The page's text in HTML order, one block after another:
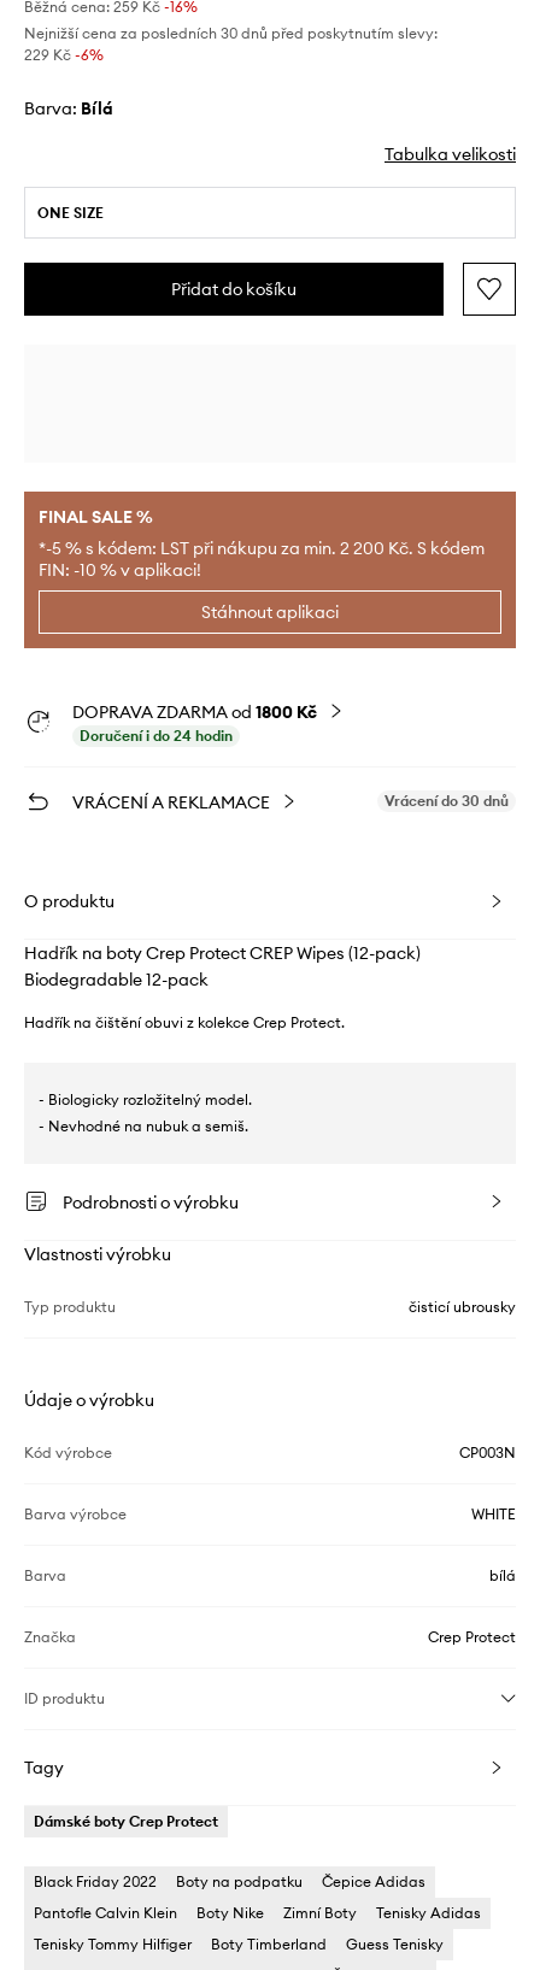
Běžná cena: 259 Kč -16%
Nejnižší cena za posledních 30 dnů před poskytnutím slevy:
229 Kč -6%
Barva: bílá
Tabulka velikosti
ONE SIZE
Přidat do košíku
FINAL SALE %
*-5 % s kódem: LST při nákupu za min. 2 200 Kč. S kódem
FIN: -10 % v aplikaci!
Stáhnout aplikaci
DOPRAVA ZDARMA od 1800 Kč
Doručení i do 24 hodin
VRÁCENÍ A REKLAMACE Vrácení do 30 dnů
O produktu
Hadřík na boty Crep Protect CREP Wipes (12-pack)
Biodegradable 12-pack
Hadřík na čištění obuvi z kolekce Crep Protect.
- Biologicky rozložitelný model.
- Nevhodné na nubuk a semiš.
Podrobnosti o výrobku
Vlastnosti výrobku
Typ produktu čisticí ubrousky
Údaje o výrobku
Kód výrobce CP003N
Barva výrobce WHITE
Barva bílá
Značka Crep Protect
ID produktu
Tagy
Dámské boty Crep Protect
Black Friday 2022 Boty na podpatku
Čepice Adidas
Pantofle Calvin Klein
Boty Nike Zimní Boty
Tenisky Adidas
Tenisky Tommy Hilfiger
Boty Timberland
Guess Tenisky